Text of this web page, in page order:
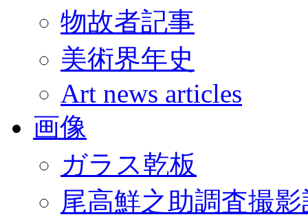
物故者記事
美術界年史
Art news articles
画像
ガラス乾板
尾高鮮之助調査撮